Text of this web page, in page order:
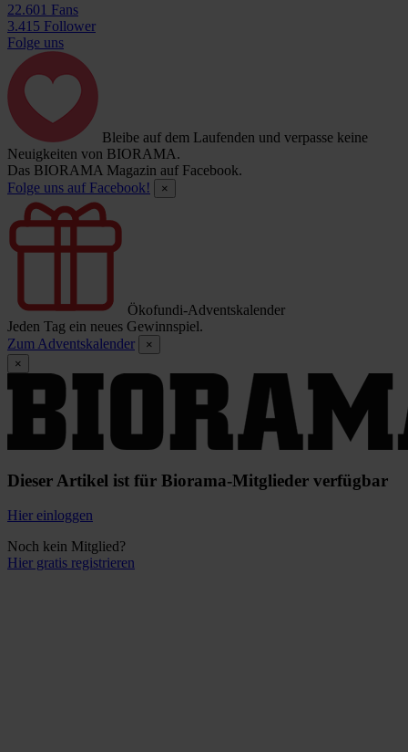
22.601 Fans
3.415 Follower
Folge uns
Bleibe auf dem Laufenden und verpasse keine
Neuigkeiten von BIORAMA.
Das BIORAMA Magazin auf Facebook.
Folge uns auf Facebook!
×
Ökofundi-Adventskalender
Jeden Tag ein neues Gewinnspiel.
Zum Adventskalender
×
×
Dieser Artikel ist für Biorama-Mitglieder verfügbar
Hier einloggen
Noch kein Mitglied?
Hier gratis registrieren